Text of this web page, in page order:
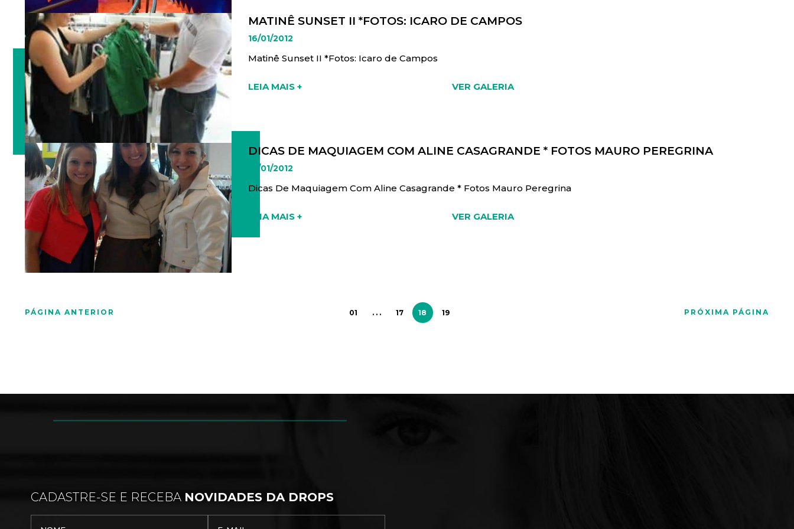
MATINÊ SUNSET II *FOTOS: ICARO DE CAMPOS
16/01/2012
Matinê Sunset II *Fotos: Icaro de Campos
LEIA MAIS + VER GALERIA
DICAS DE MAQUIAGEM COM ALINE CASAGRANDE * FOTOS MAURO PEREGRINA
16/01/2012
Dicas De Maquiagem Com Aline Casagrande * Fotos Mauro Peregrina
LEIA MAIS + VER GALERIA
PÁGINA ANTERIOR 01 . . . 17 18 19 PRÓXIMA PÁGINA
CADASTRE-SE E RECEBA NOVIDADES DA DROPS